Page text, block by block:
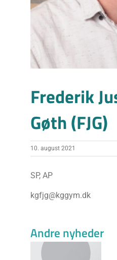
Frederik
Gøth (FJG)
10. august 2021
SP, AP
kgfjg@kggym.dk
Beslægtede indlæg